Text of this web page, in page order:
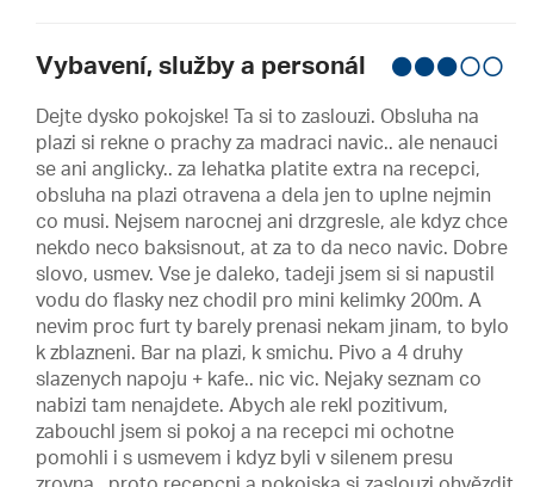
Vybavení, služby a personál
Dejte dysko pokojske! Ta si to zaslouzi. Obsluha na
plazi si rekne o prachy za madraci navic.. ale nenauci
se ani anglicky.. za lehatka platite extra na recepci,
obsluha na plazi otravena a dela jen to uplne nejmin
co musi. Nejsem narocnej ani drzgresle, ale kdyz chce
nekdo neco baksisnout, at za to da neco navic. Dobre
slovo, usmev. Vse je daleko, tadeji jsem si si napustil
vodu do flasky nez chodil pro mini kelimky 200m. A
nevim proc furt ty barely prenasi nekam jinam, to bylo
k zblazneni. Bar na plazi, k smichu. Pivo a 4 druhy
slazenych napoju + kafe.. nic vic. Nejaky seznam co
nabizi tam nenajdete. Abych ale rekl pozitivum,
zabouchl jsem si pokoj a na recepci mi ochotne
pomohli i s usmevem i kdyz byli v silenem presu